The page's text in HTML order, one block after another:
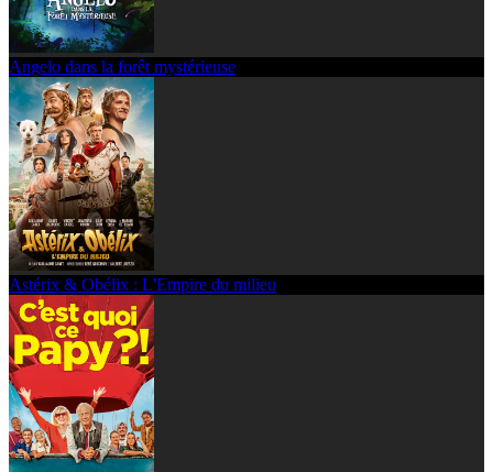
Angelo dans la forêt mystérieuse
Astérix & Obélix : L'Empire du milieu